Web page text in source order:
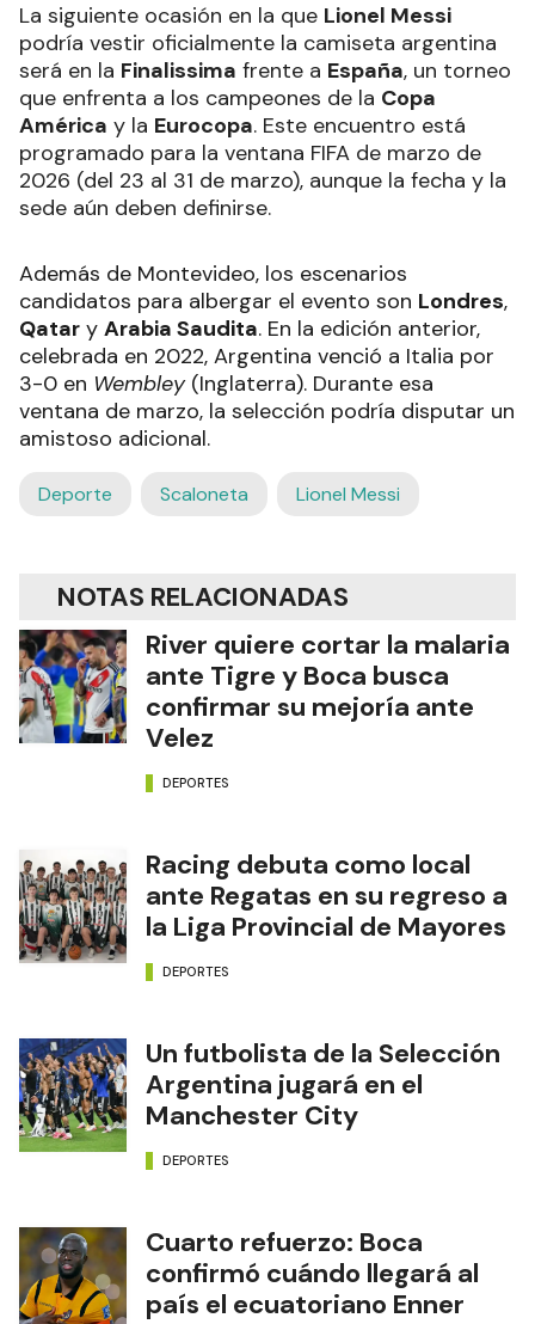
La siguiente ocasión en la que Lionel Messi
podría vestir oficialmente la camiseta argentina
será en la Finalissima frente a España, un torneo
que enfrenta a los campeones de la Copa
América y la Eurocopa. Este encuentro está
programado para la ventana FIFA de marzo de
2026 (del 23 al 31 de marzo), aunque la fecha y la
sede aún deben definirse.
Además de Montevideo, los escenarios
candidatos para albergar el evento son Londres,
Qatar y Arabia Saudita. En la edición anterior,
celebrada en 2022, Argentina venció a Italia por
3-0 en Wembley (Inglaterra). Durante esa
ventana de marzo, la selección podría disputar un
amistoso adicional.
Deporte Scaloneta Lionel Messi
NOTAS RELACIONADAS
River quiere cortar la malaria
ante Tigre y Boca busca
confirmar su mejoría ante
Velez
DEPORTES
Racing debuta como local
ante Regatas en su regreso a
la Liga Provincial de Mayores
DEPORTES
Un futbolista de la Selección
Argentina jugará en el
Manchester City
DEPORTES
Cuarto refuerzo: Boca
confirmó cuándo llegará al
país el ecuatoriano Enner